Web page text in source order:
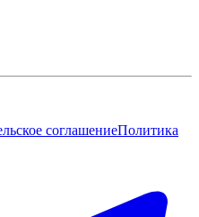
соглашениеПолитика